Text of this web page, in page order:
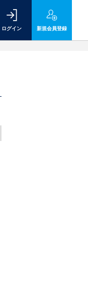
ログイン 新規会員登録